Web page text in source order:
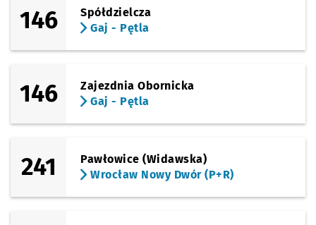
146
Spółdzielcza
Gaj - Pętla
146
Zajezdnia Obornicka
Gaj - Pętla
241
Pawłowice (Widawska)
Wrocław Nowy Dwór (P+R)